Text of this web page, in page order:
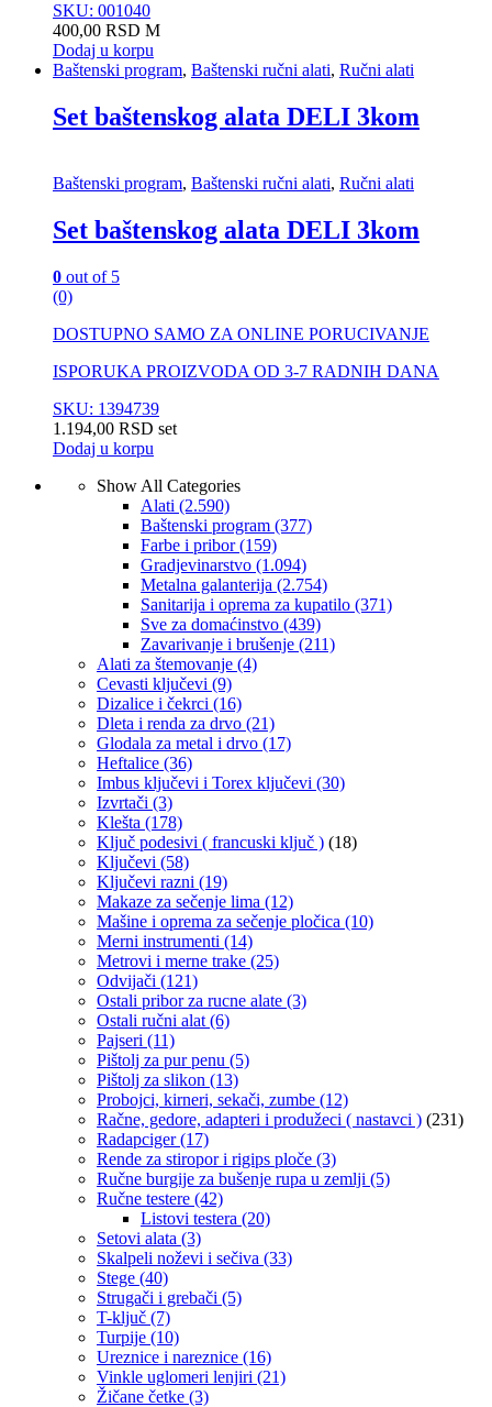
SKU: 001040
400,00 RSD M
Dodaj u korpu
Baštenski program, Baštenski ručni alati, Ručni alati
Set baštenskog alata DELI 3kom
Baštenski program, Baštenski ručni alati, Ručni alati
Set baštenskog alata DELI 3kom
0 out of 5
(0)
DOSTUPNO SAMO ZA ONLINE PORUCIVANJE
ISPORUKA PROIZVODA OD 3-7 RADNIH DANA
SKU: 1394739
1.194,00 RSD set
Dodaj u korpu
Show All Categories
Alati (2.590)
Baštenski program (377)
Farbe i pribor(159)
Gradjevinarstvo (1.094)
Metalna galanterija (2.754)
Sanitarija i oprema za kupatilo (371)
Sve za domaćinstvo (439)
Zavarivanje i brušenje (211)
Alati za štemovanje (4)
Cevasti ključevi (9)
Dizalice i čekrci (16)
Dleta i renda za drvo (21)
Glodala za metal i drvo (17)
Heftalice (36)
Imbus ključevi i Torex ključevi (30)
Izvrtači (3)
Klešta (178)
Ključ podesivi ( francuski ključ ) (18)
Ključevi (58)
Ključevi razni (19)
Makaze za sečenje lima (12)
Mašine i oprema za sečenje pločica (10)
Merni instrumenti (14)
Metrovi i merne trake (25)
Odvijači (121)
Ostali pribor za rucne alate (3)
Ostali ručni alat (6)
Pajseri (11)
Pištolj za pur penu (5)
Pištolj za slikon (13)
Probojci, kirneri, sekači, zumbe (12)
Račne, gedore, adapteri i produžeci ( nastavci ) (231)
Radapciger(17)
Rende za stiropor i rigips ploče (3)
Ručne burgije za bušenje rupa u zemlji (5)
Ručne testere (42)
Listovi testera (20)
Setovi alata (3)
Skalpeli noževi i sečiva (33)
Stege (40)
Strugači i grebači (5)
T-ključ (7)
Turpije (10)
Ureznice i nareznice (16)
Vinkle uglomeri lenjiri (21)
Žičane četke (3)